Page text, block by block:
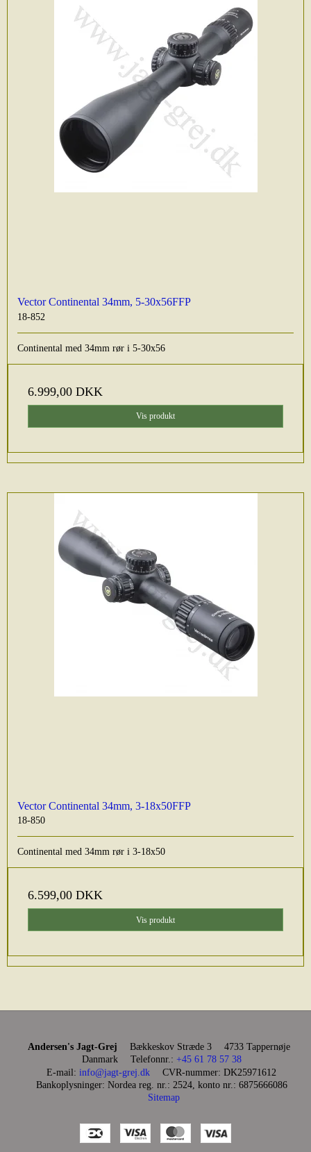
Vector Continental 34mm, 5-30x56FFP
18-852
Continental med 34mm rør i 5-30x56
6.999,00 DKK
Vis produkt
Vector Continental 34mm, 3-18x50FFP
18-850
Continental med 34mm rør i 3-18x50
6.599,00 DKK
Vis produkt
Andersen's Jagt-Grej Bækkeskov Stræde 3
4733 Tappernøje
Danmark
Telefonnr.: +45 61 78 57 38
E-mail: info@jagt-grej.dk CVR-nummer: DK25971612
Bankoplysninger: Nordea reg. nr.: 2524, konto nr.: 6875666086
Sitemap